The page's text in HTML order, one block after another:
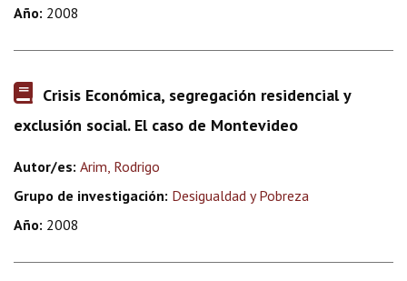
Año: 2008
Crisis Económica, segregación residencial y
exclusión social. El caso de Montevideo
Autor/es: Arim, Rodrigo
Grupo de investigación: Desigualdad y Pobreza
Año: 2008